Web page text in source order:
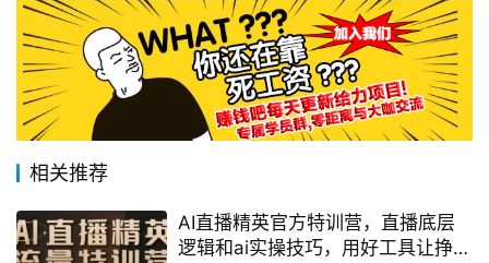
相关推荐
AI直播精英官方特训营，直播底层
逻辑和ai实操技巧，用好工具让挣米